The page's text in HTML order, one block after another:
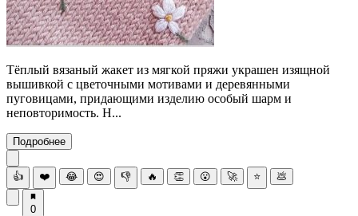
Тёплый вязаный жакет из мягкой пряжи украшен изящной
вышивкой с цветочными мотивами и деревянными
пуговицами, придающими изделию особый шарм и
неповторимость. Н...
Подробнее
👍 ❤️ 😂 😍 👎 🔥 👏 😮 🚀 ⭐ 💩
0